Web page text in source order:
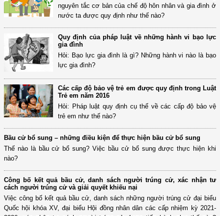
nguyên tắc cơ bản của chế độ hôn nhân và gia đình ở
nước ta được quy định như thế nào?
Quy định của pháp luật về những hành vi bạo lực
gia đình
Hỏi: Bạo lực gia đình là gì? Những hành vi nào là bạo
lực gia đình?
Các cấp độ bảo vệ trẻ em được quy định trong Luật
Trẻ em năm 2016
Hỏi: Pháp luật quy định cụ thể về các cấp độ bảo vệ
trẻ em như thế nào?
Bầu cử bổ sung – những điều kiện để thực hiện bầu cử bổ sung
Thế nào là bầu cử bổ sung? Việc bầu cử bổ sung được thực hiện khi
nào?
Công bố kết quả bầu cử, danh sách người trúng cử, xác nhận tư
cách người trúng cử và giải quyết khiếu nại
Việc công bố kết quả bầu cử, danh sách những người trúng cử đại biểu
Quốc hội khóa XV, đại biểu Hội đồng nhân dân các cấp nhiệm kỳ 2021-